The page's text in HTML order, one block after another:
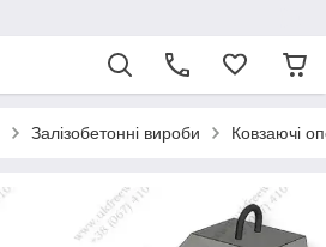
Залізобетонні вироби Ковзаючі